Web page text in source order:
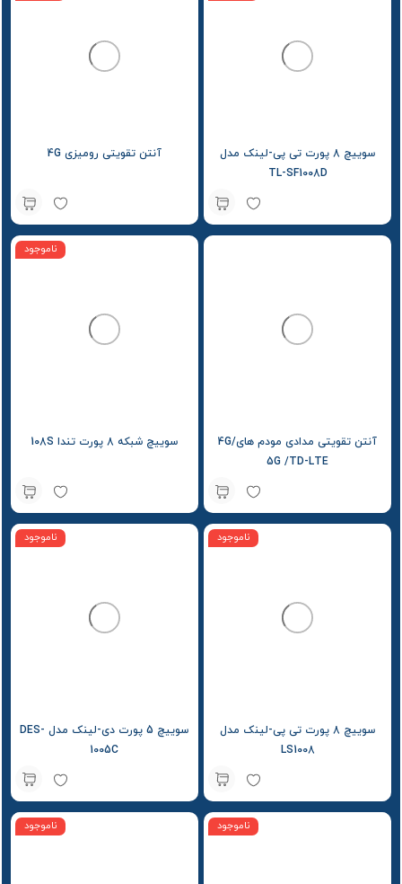
سوییچ 8 پورت تی پی-لینک مدل
TL-SF1008D
آنتن تقویتی رومیزی 4G
آنتن تقویتی مدادی مودم های4G/
5G /TD-LTE
ناموجود
سوییچ شبکه 8 پورت تندا 108S
ناموجود
سوییچ 8 پورت تی پی-لینک مدل
LS1008
ناموجود
سوییچ 5 پورت دی-لینک مدل DES-
1005C
ناموجود ناموجود